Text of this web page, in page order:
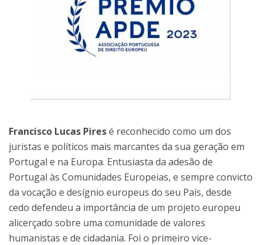
Francisco Lucas Piresé reconhecido como um dos
juristas e políticos mais marcantes da sua geração em
Portugal e na Europa. Entusiasta da adesão de
Portugal às Comunidades Europeias, e sempre convicto
da vocação e desígnio europeus do seu País, desde
cedo defendeu a importância de um projeto europeu
alicerçado sobre uma comunidade de valores
humanistas e de cidadania. Foi o primeiro vice-